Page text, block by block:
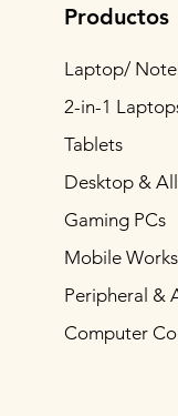
Productos
Laptop/
2-in-1
Tablets
Desktop &
Gaming PCs
Mobile
Peripheral &
Computer